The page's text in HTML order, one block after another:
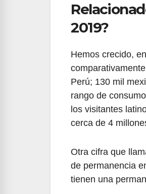
2019?
Hemos crecido,
Perú; 130 mil
rango de
los visitantes
cerca de 4
Otra cifra que
de permanencia
tienen una